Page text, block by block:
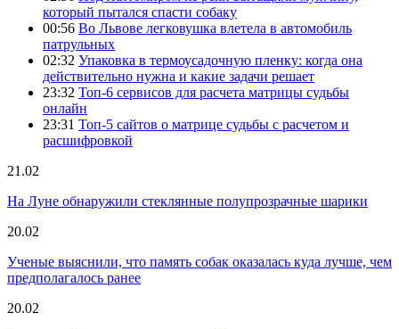
который пытался спасти собаку
00:56 Во Львове легковушка влетела в автомобиль
патрульных
02:32 Упаковка в термоусадочную пленку: когда она
действительно нужна и какие задачи решает
23:32 Топ-6 сервисов для расчета матрицы судьбы
онлайн
23:31 Топ-5 сайтов о матрице судьбы с расчетом и
расшифровкой
21.02
На Луне обнаружили стеклянные полупрозрачные шарики
20.02
Ученые выяснили, что память собак оказалась куда лучше, чем
предполагалось ранее
20.02